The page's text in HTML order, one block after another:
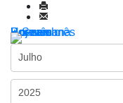
Por ano
Por mês
Por semana
Hoje
Ir para o mês